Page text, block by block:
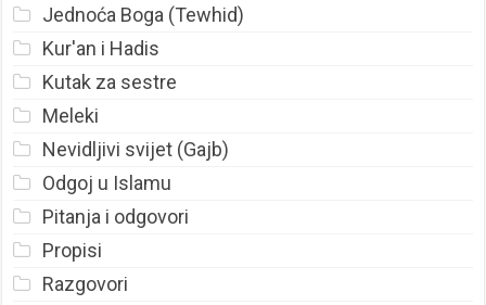
Jednoća Boga (Tewhid)
Kur'an i Hadis
Kutak za sestre
Meleki
Nevidljivi svijet (Gajb)
Odgoj u Islamu
Pitanja i odgovori
Propisi
Razgovori